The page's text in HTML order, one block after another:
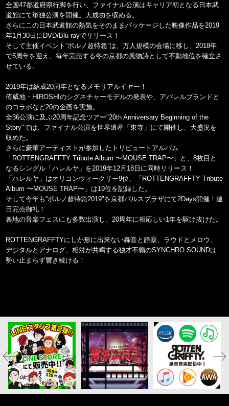
全国47都道府県行脚を行い、ファイナル公演はキャリア初となる日本武
道館にて単独公演を開催。大成功を収める。
さらにこの日本武道館の熱気をそのままパッケージした映像作品を2019
年1月30日にDVD/Blu-rayでリリース！
そして主催イベント”ポルノ超特急”は、万人規模の会場に移し、2018年
で5周年を迎え、毎年完売する冬の京都の風物詩として不動地位を確立さ
せている。
2019年は結成20周年となるメモリアルイヤー！
侑威地・HIROSHIのシグネチャーモデルの発表や、アパレルブランドと
のコラボなど20の企画を実施。
全36公演に及ぶ20周年記念ツアー"20th Anniversary Beginning of the
Story"では、ファイナル公演を世界遺産「東寺」にて開催し、大盛況を
収めた。
さらに豪華アーティストが参加したトリビュートアルバム
「ROTTENGRAFFTY Tribute Album 〜MOUSE TRAP〜」と、8枚目と
なるシングル「ハレルヤ」を2019年12月18日に同時リリース！
「ハレルヤ」はオリコンウィークリー9位、「ROTTENGRAFFTY Tribute
Album 〜MOUSE TRAP〜」は19位を記録した。
そして今年も”ポルノ超特急2019"を京都パルスプラザにて2Days開催！連
日完売御礼！
各地の音楽フェスにも多数出演し、20周年に相応しい1年を駆け抜けた。
ROTTENGRAFFTYにしか形に出来ない轟音と静寂、ラウドとメロウ、
デジタルとアナログ、相対が共鳴する独才不覇のSYNCHRO SOUNDは
勢い止まらず響き続ける！